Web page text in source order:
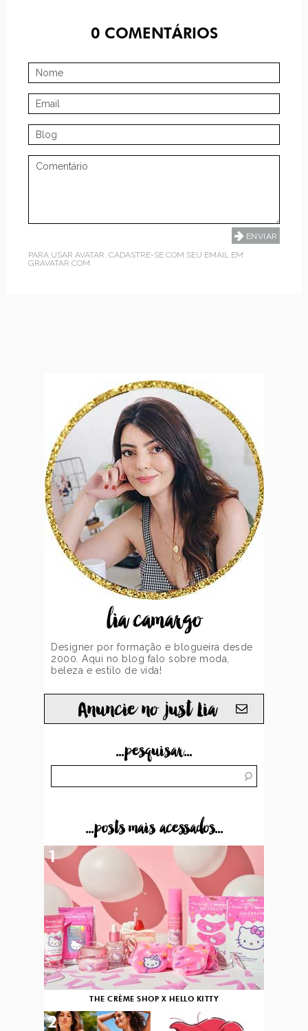
0COMENTÁRIOS
PARA USAR AVATAR, CADASTRE-SE COM SEU EMAIL EM
GRAVATAR.COM
lia camargo
Designer por formação e blogueira desde
2000. Aqui no blog falo sobre moda,
beleza e estilo de vida!
Anuncie no just Lia
...pesquisar...
...posts mais acessados...
THE CRÈME SHOP X HELLO KITTY
1
2 3